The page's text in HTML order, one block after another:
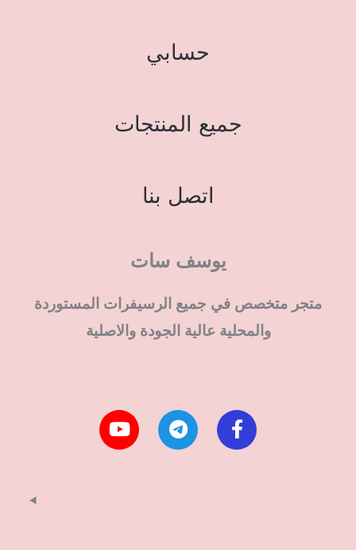
حسابي
جميع المنتجات
اتصل بنا
يوسف سات
متجر متخصص في جميع الرسيفرات المستوردة
والمحلية عالية الجودة والاصلية